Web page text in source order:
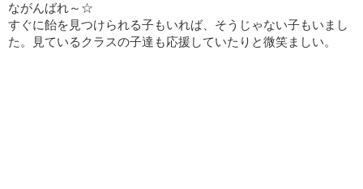
ながんばれ～☆
すぐに飴を見つけられる子もいれば、そうじゃない子もいまし
た。見ているクラスの子達も応援していたりと微笑ましい。